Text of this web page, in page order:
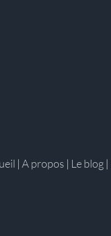
| A propos | Le blog |